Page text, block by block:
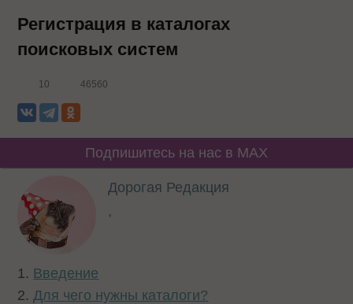
Регистрация в каталогах
поисковых систем
10 46560
Подпишитесь на нас в MAX
Дорогая Редакция
,
1. Введение
2.Для чего нужны каталоги?